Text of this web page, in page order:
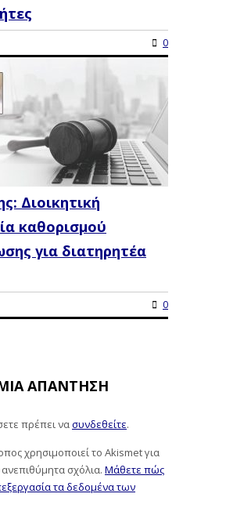
0
Διοικητική
καθορισμού
για διατηρητέα
0
ΑΠΆΝΤΗΣΗ
πρέπει νασυνδεθείτε.
χρησιμοποιεί το Akismet για
σχόλια. Μάθετε πώς
τα δεδομένα των